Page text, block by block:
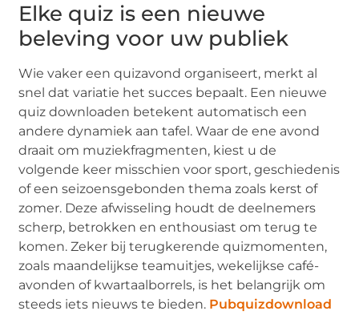
Elke quiz is een nieuwe
beleving voor uw publiek
Wie vaker een quizavond organiseert, merkt al
snel dat variatie het succes bepaalt. Een nieuwe
quiz downloaden betekent automatisch een
andere dynamiek aan tafel. Waar de ene avond
draait om muziekfragmenten, kiest u de
volgende keer misschien voor sport, geschiedenis
of een seizoensgebonden thema zoals kerst of
zomer. Deze afwisseling houdt de deelnemers
scherp, betrokken en enthousiast om terug te
komen. Zeker bij terugkerende quizmomenten,
zoals maandelijkse teamuitjes, wekelijkse café-
avonden of kwartaalborrels, is het belangrijk om
steeds iets nieuws te bieden. Pubquizdownload